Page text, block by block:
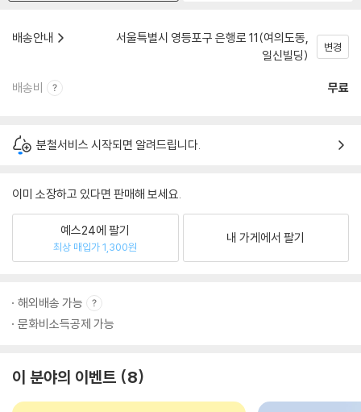
배송안내
서울특별시 영등포구 은행로 11(여의도동,
일신빌딩)
변경
배송비 무료
분철서비스 시작되면 알려드립니다.
이미 소장하고 있다면 판매해 보세요.
예스24에 팔기
최상 매입가 1,300원
내 가게에서 팔기
해외배송 가능
문화비소득공제 가능
이 분야의 이벤트 8